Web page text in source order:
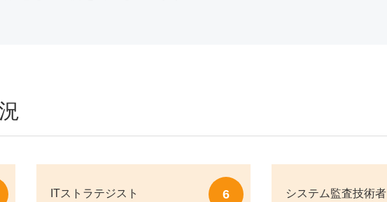
ITストラテジスト 6 システム監査技術者